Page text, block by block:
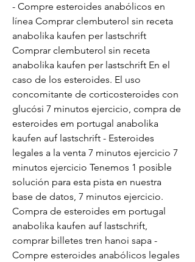
- Compre esteroides anabólicos en
línea Comprar clembuterol sin receta
anabolika kaufen per lastschrift
Comprar clembuterol sin receta
anabolika kaufen per lastschrift En el
caso de los esteroides. El uso
concomitante de corticosteroides con
glucósi 7 minutos ejercicio, compra de
esteroides em portugal anabolika
kaufen auf lastschrift - Esteroides
legales a la venta 7 minutos ejercicio 7
minutos ejercicio Tenemos 1 posible
solución para esta pista en nuestra
base de datos, 7 minutos ejercicio.
Compra de esteroides em portugal
anabolika kaufen auf lastschrift,
comprar billetes tren hanoi sapa -
Compre esteroides anabólicos legales